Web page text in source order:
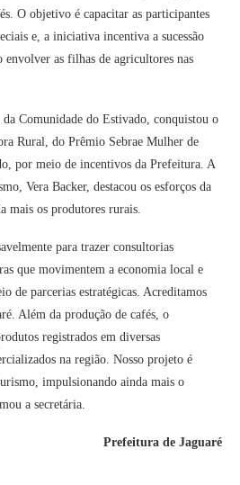
O objetivo é capacitar as participantes
e, a iniciativa incentiva a sucessão
envolver as filhas de agricultores nas
Comunidade do Estivado, conquistou o
Rural, do Prêmio Sebrae Mulher de
por meio de incentivos da Prefeitura. A
Vera Backer, destacou os esforços da
mais os produtores rurais.
para trazer consultorias
que movimentem a economia local e
de parcerias estratégicas. Acreditamos
Além da produção de cafés, o
registrados em diversas
na região. Nosso projeto é
impulsionando ainda mais o
a secretária.
Prefeitura de Jaguaré